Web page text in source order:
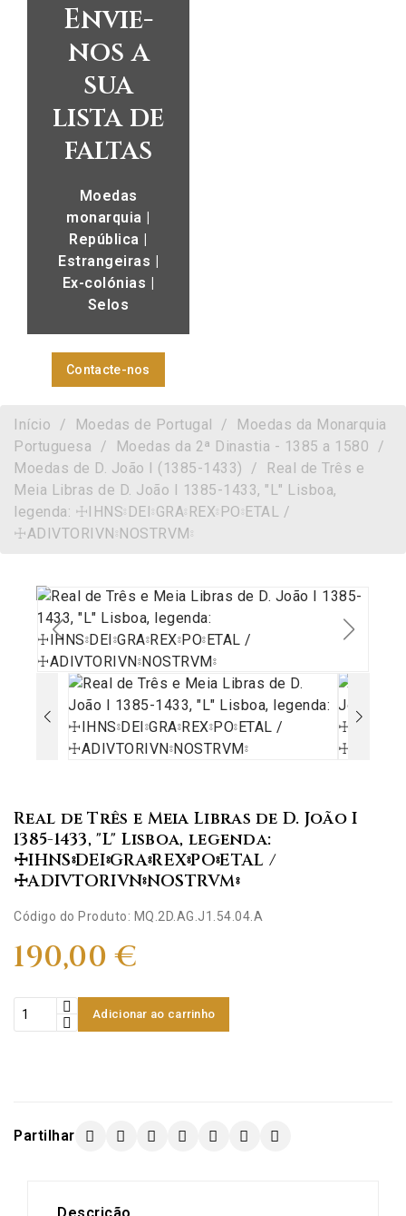
Envie-
nos a
sua
lista de
faltas
Moedas
monarquia |
República |
Estrangeiras |
Ex-colónias |
Selos
Contacte-nos
Início Moedas de Portugal
Moedas da Monarquia
Portuguesa
Moedas da 2ª Dinastia - 1385 a 1580
Moedas de D. João I (1385-1433)
Real de Três e
Meia Libras de D. João I 1385-1433, "L" Lisboa,
legenda: ☩IHNS⦂DEI⦂GRA⦂REX⦂PO⦂ETAL /
☩ADIVTORIVN⦂NOSTRVM⦂
Real de Três e Meia Libras de D. João I
1385-1433, "L" Lisboa, legenda:
☩IHNS⦂DEI⦂GRA⦂REX⦂PO⦂ETAL /
☩ADIVTORIVN⦂NOSTRVM⦂
Código do Produto: MQ.2D.AG.J1.54.04.A
190,00 €
Adicionar ao carrinho
Partilhar